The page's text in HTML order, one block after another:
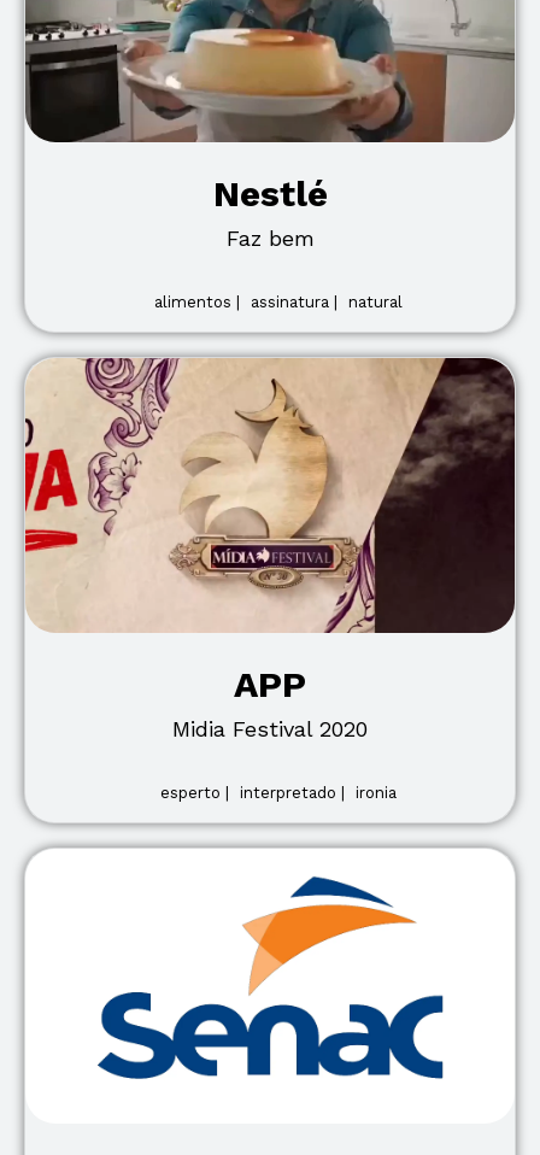
Nestlé
Faz bem
alimentos | assinatura | natural
APP
Midia Festival 2020
esperto | interpretado | ironia